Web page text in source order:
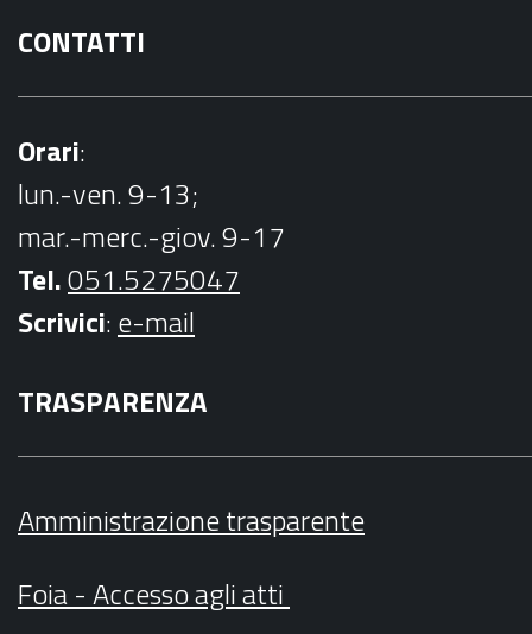
CONTATTI
Orari:
lun.-ven. 9-13;
mar.-merc.-giov. 9-17
Tel.051.5275047
Scrivici:e-mail
TRASPARENZA
Amministrazione trasparente
Foia - Accesso agli atti